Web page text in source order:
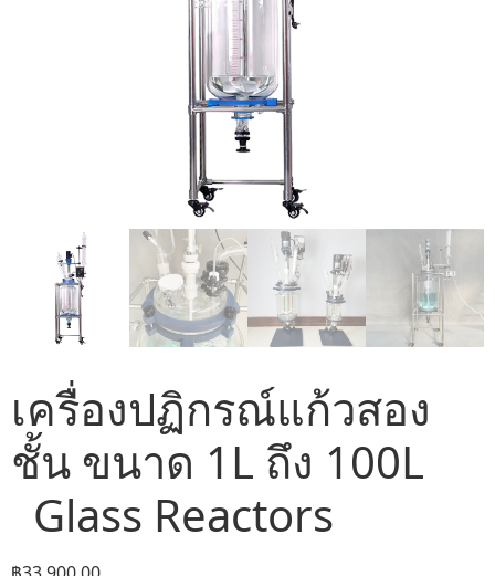
เครื่องปฏิกรณ์แก้วสอง
ชั้น ขนาด 1L ถึง 100L
Glass Reactors